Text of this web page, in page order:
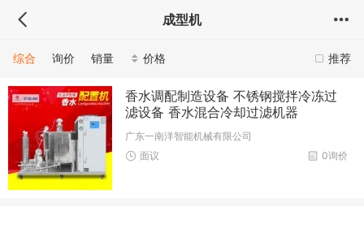
成型机
推荐
综合 询价 销量 价格
香水调配制造设备 不锈钢搅拌冷冻过
滤设备 香水混合冷却过滤机器
广东一南洋智能机械有限公司
0询价
面议